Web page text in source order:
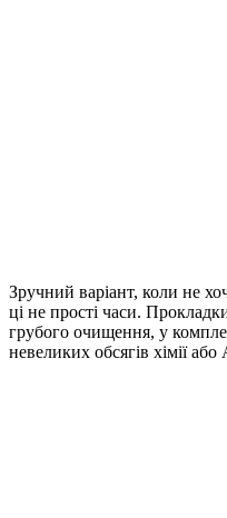
Зручний варіант, коли не
ці не прості часи.
грубого очищення, у
невеликих обсягів хімії